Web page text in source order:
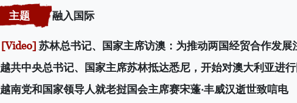
融入国际
苏林总书记、国家主席访澳：为推动两国经贸合作发展
越共中央总书记、国家主席苏林抵达悉尼，开始对澳大利亚进
越南党和国家领导人就老挝国会主席赛宋蓬·丰威汉逝世致唁电